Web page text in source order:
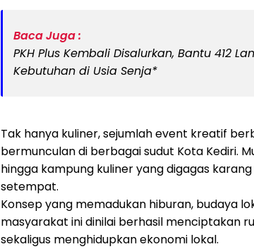
Baca Juga :
PKH Plus Kembali Disalurkan, Bantu 412
Kebutuhan di Usia Senja*
Tak hanya kuliner, sejumlah event kreatif
bermunculan di berbagai sudut Kota Kediri.
hingga kampung kuliner yang digagas
setempat.
Konsep yang memadukan hiburan, budaya
masyarakat ini dinilai berhasil menciptakan
sekaligus menghidupkan ekonomi lokal.